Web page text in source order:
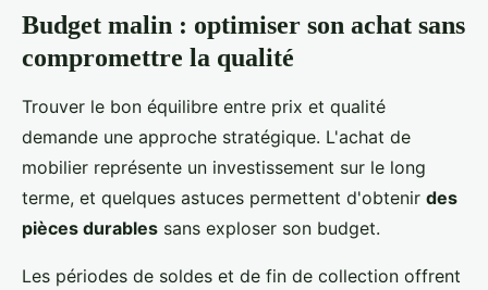
Budget malin : optimiser son achat sans
compromettre la qualité
Trouver le bon équilibre entre prix et qualité
demande une approche stratégique. L'achat de
mobilier représente un investissement sur le long
terme, et quelques astuces permettent d'obtenir des
pièces durables sans exploser son budget.
Les périodes de soldes et de fin de collection offrent